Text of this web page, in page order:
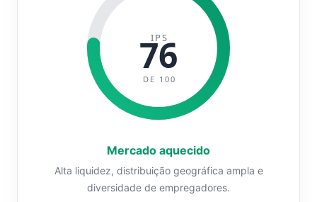
IPS
76
DE 100
Mercado aquecido
Alta liquidez, distribuição geográfica ampla e
diversidade de empregadores.